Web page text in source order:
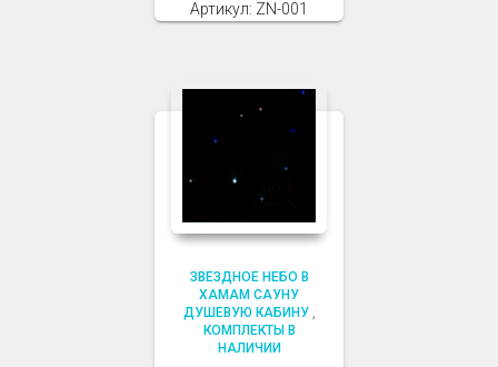
Артикул: ZN-001
ЗВЕЗДНОЕ НЕБО В
ХАМАМ САУНУ
ДУШЕВУЮ КАБИНУ,
КОМПЛЕКТЫ В
НАЛИЧИИ